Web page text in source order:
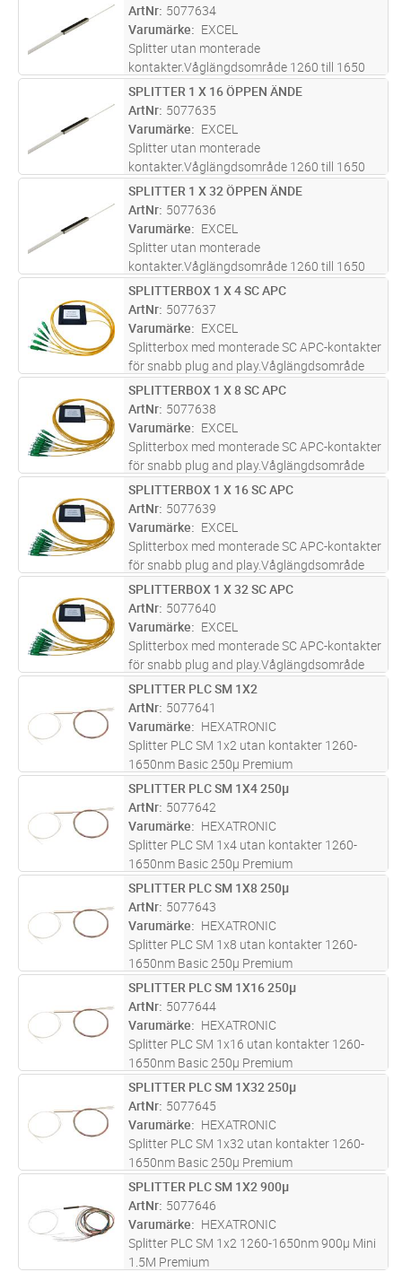
CORE. Ingår i Excels 25-åriga systemgaranti,
se separata villkor.
ArtNr 5077634
Varumärke
EXCEL
Splitter utan monterade
kontakter.Våglängdsområde 1260 till 1650
nm. Uppfyller GR-1209-CORC och GR-1221-
CORE. Ingår i Excels 25-åriga systemgaranti,
se separata villkor.
ST Lägg i kundvagn
SPLITTER 1 X 16 ÖPPEN ÄNDE
ArtNr 5077635
Varumärke
EXCEL
Splitter utan monterade
kontakter.Våglängdsområde 1260 till 1650
nm. Uppfyller GR-1209-CORC och GR-1221-
CORE. Ingår i Excels 25-åriga systemgaranti,
se separata villkor.
ST Lägg i kundvagn
SPLITTER 1 X 32 ÖPPEN ÄNDE
ArtNr 5077636
Varumärke
EXCEL
Splitter utan monterade
kontakter.Våglängdsområde 1260 till 1650
nm. Uppfyller GR-1209-CORC och GR-1221-
CORE. Ingår i Excels 25-åriga systemgaranti,
se separata villkor.
ST Lägg i kundvagn
SPLITTERBOX 1 X 4 SC APC
ArtNr 5077637
Varumärke
EXCEL
Splitterbox med monterade SC APC-kontakter
för snabb plug and play.Våglängdsområde
1260 till 1650 nm. Uppfyller GR-1209-CORC
och GR-1221-CORE Ingår i Excels 25-åriga
systemgaranti, se separata villko
ST Lägg i kundvagn
SPLITTERBOX 1 X 8 SC APC
ArtNr 5077638
Varumärke
EXCEL
Splitterbox med monterade SC APC-kontakter
för snabb plug and play.Våglängdsområde
1260 till 1650 nm. Uppfyller GR-1209-CORC
och GR-1221-CORE Ingår i Excels 25-åriga
systemgaranti, se separata villko
ST Lägg i kundvagn
SPLITTERBOX 1 X 16 SC APC
ArtNr 5077639
Varumärke
EXCEL
Splitterbox med monterade SC APC-kontakter
för snabb plug and play.Våglängdsområde
1260 till 1650 nm. Uppfyller GR-1209-CORC
och GR-1221-CORE Ingår i Excels 25-åriga
systemgaranti, se separata villko
ST Lägg i kundvagn
SPLITTERBOX 1 X 32 SC APC
ArtNr 5077640
Varumärke
EXCEL
Splitterbox med monterade SC APC-kontakter
för snabb plug and play.Våglängdsområde
1260 till 1650 nm. Uppfyller GR-1209-CORC
och GR-1221-CORE Ingår i Excels 25-åriga
systemgaranti, se separata villko
ST Lägg i kundvagn
SPLITTER PLC SM 1X2
ArtNr 5077641
Varumärke
HEXATRONIC
Splitter PLC SM 1x2 utan kontakter 1260-
1650nm Basic 250µ Premium
ST Lägg i kundvagn
SPLITTER PLC SM 1X4 250µ
ArtNr 5077642
Varumärke
HEXATRONIC
Splitter PLC SM 1x4 utan kontakter 1260-
1650nm Basic 250µ Premium
ST Lägg i kundvagn
SPLITTER PLC SM 1X8 250µ
ArtNr 5077643
Varumärke
HEXATRONIC
Splitter PLC SM 1x8 utan kontakter 1260-
1650nm Basic 250µ Premium
ST Lägg i kundvagn
SPLITTER PLC SM 1X16 250µ
ArtNr 5077644
Varumärke
HEXATRONIC
Splitter PLC SM 1x16 utan kontakter 1260-
1650nm Basic 250µ Premium
ST Lägg i kundvagn
SPLITTER PLC SM 1X32 250µ
ArtNr 5077645
Varumärke
HEXATRONIC
Splitter PLC SM 1x32 utan kontakter 1260-
1650nm Basic 250µ Premium
ST Lägg i kundvagn
SPLITTER PLC SM 1X2 900µ
ArtNr 5077646
Varumärke
HEXATRONIC
Splitter PLC SM 1x2 1260-1650nm 900µ Mini
1.5M Premium